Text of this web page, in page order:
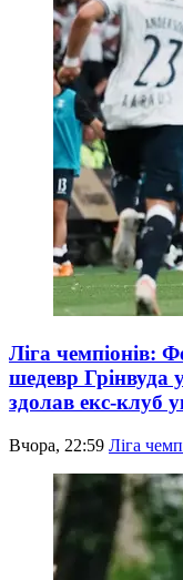
Ліга чемпіонів:
шедевр Грінвуда
здолав екс-клуб
Вчора, 22:59 Ліга